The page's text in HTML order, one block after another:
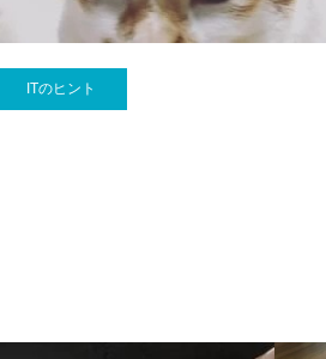
ITのヒント